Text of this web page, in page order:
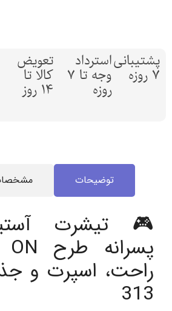
پشتیبانی
7 روزه
استرداد
وجه تا 7
روزه
تعویض
کالا تا
14 روز
توضیحات
🎮 تیشرت
راحت، اسپرت و
313